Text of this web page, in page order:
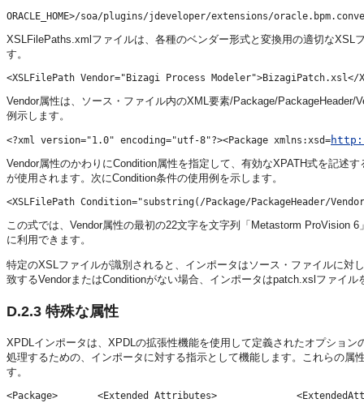
XSLFilePaths.xmlファイルは、各種のベンダー形式と変換用の適切な
す。
Vendor属性は、ソース・ファイル内のXML要素/Package/
例示します。
<?xml version="1.0" encoding="utf-8"?><Package xmlns:xsd=
Vendor属性のかわりにCondition属性を指定して、有効なXPATH式を記述
が使用されます。次にCondition条件の使用例を示します。
この式では、Vendor属性の最初の22文字を文字列「Metastorm ProVision
に利用できます。
特定のXSLファイルが識別されると、インポータはソース・ファイルに
致するVendorまたはConditionがない場合、インポータはpatch.xslファイル
D.2.3 特殊な属性
XPDLインポータは、XPDLの拡張性機能を使用して定義されたオプショ
処理するための、インポータに対する指示として機能します。これらの属
す。
<Package>       <Extended Attributes>